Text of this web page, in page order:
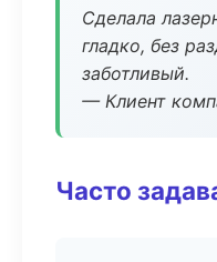
Сделала
гладко, без
заботливый.
— Клиент
Часто